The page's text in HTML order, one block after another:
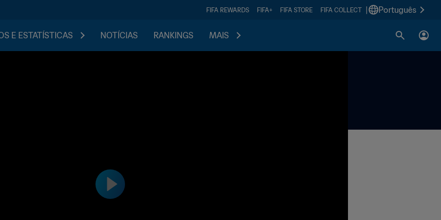
FIFA REWARDS FIFA+ FIFA STORE FIFA COLLECT Português
E ESTATÍSTICAS NOTÍCIAS RANKINGS MAIS